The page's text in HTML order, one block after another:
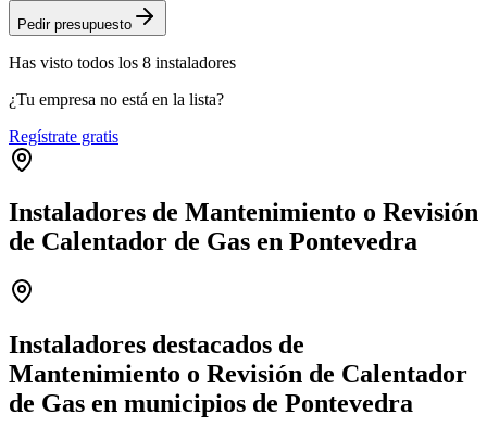
Pedir presupuesto
Has visto todos los 8 instaladores
¿Tu empresa no está en la lista?
Regístrate gratis
Instaladores de Mantenimiento o Revisión
de Calentador de Gas en Pontevedra
−
Instaladores destacados de
Mantenimiento o Revisión de Calentador
de Gas en municipios de Pontevedra